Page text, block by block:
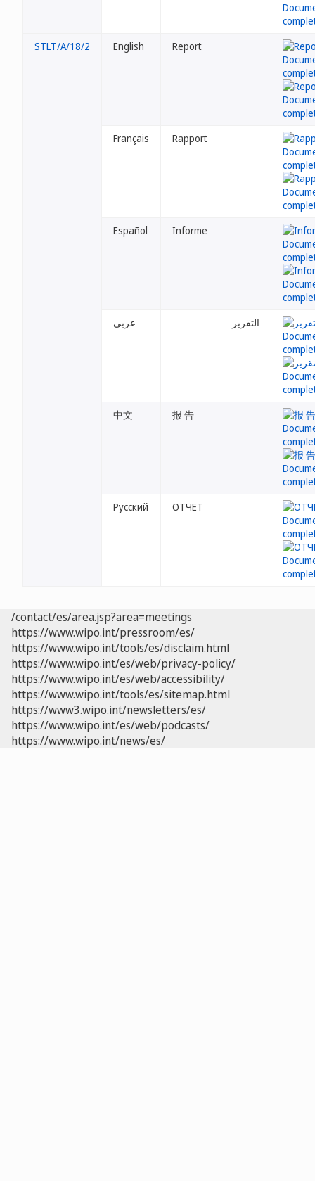
STLT/A/18/2 English Report
Français Rapport
Español Informe
عربي التقرير
中文 报 告
Русский ОТЧЕТ
/contact/es/area.jsp?area=meetings
https://www.wipo.int/pressroom/es/
https://www.wipo.int/tools/es/disclaim.html
https://www.wipo.int/es/web/privacy-policy/
https://www.wipo.int/es/web/accessibility/
https://www.wipo.int/tools/es/sitemap.html
https://www3.wipo.int/newsletters/es/
https://www.wipo.int/es/web/podcasts/
https://www.wipo.int/news/es/